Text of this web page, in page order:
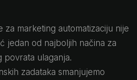
za marketing automatizaciju nije
jedan od najboljih načina za
povrata ulaganja.
zadataka smanjujemo